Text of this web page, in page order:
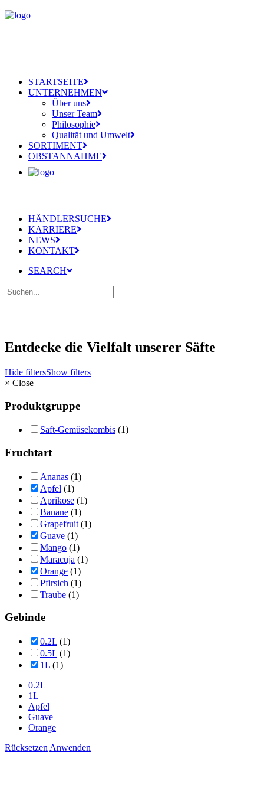
STARTSEITE
UNTERNEHMEN
Über uns
Unser Team
Philosophie
Qualität und Umwelt
SORTIMENT
OBSTANNAHME
HÄNDLERSUCHE
KARRIERE
NEWS
KONTAKT
SEARCH
Entdecke die Vielfalt unserer Säfte
Hide filtersShow filters
× Close
Produktgruppe
Saft-Gemüsekombis (1)
Fruchtart
Ananas (1)
Apfel (1)
Aprikose (1)
Banane (1)
Grapefruit (1)
Guave (1)
Mango (1)
Maracuja (1)
Orange (1)
Pfirsich (1)
Traube (1)
Gebinde
0.2L (1)
0.5L (1)
1L (1)
0.2L
1L
Apfel
Guave
Orange
Rücksetzen Anwenden